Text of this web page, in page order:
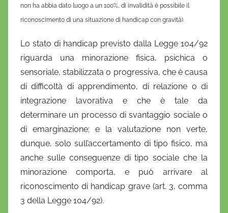
non ha abbia dato luogo a un 100%, di invalidità è possibile il
riconoscimento di una situazione di handicap con gravità).
Lo stato di handicap previsto dalla Legge 104/92
riguarda una minorazione fisica, psichica o
sensoriale, stabilizzata o progressiva, che è causa
di difficoltà di apprendimento, di relazione o di
integrazione lavorativa e che è tale da
determinare un processo di svantaggio sociale o
di emarginazione; e la valutazione non verte,
dunque, solo sull’accertamento di tipo fisico, ma
anche sulle conseguenze di tipo sociale che la
minorazione comporta, e può arrivare al
riconoscimento di handicap grave (art. 3, comma
3 della Legge 104/92).